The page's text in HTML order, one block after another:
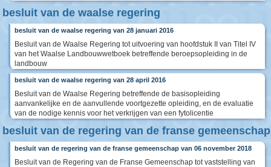
besluit van de waalse regering
besluit van de waalse regering van 28 januari 2016
Besluit van de Waalse Regering tot uitvoering van hoofdstuk II van Titel IV
van het Waalse Landbouwwetboek betreffende beroepsopleiding in de
landbouw
besluit van de waalse regering van 28 april 2016
Besluit van de Waalse Regering betreffende de basisopleiding
aanvankelijke en de aanvullende voortgezette opleiding, en de evaluatie
van de nodige kennis voor het verkrijgen van een fytolicentie
besluit van de regering van de franse gemeenschap
besluit van de regering van de franse gemeenschap van 06 november 2018
Besluit van de Regering van de Franse Gemeenschap tot vaststelling van